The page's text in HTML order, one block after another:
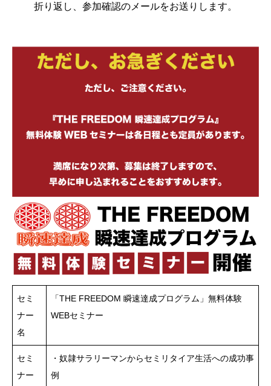
折り返し、参加確認のメールをお送りします。
セミ
ナー
名
「THE FREEDOM 瞬速達成プログラム」無料体験
WEBセミナー
セミ
ナー
・奴隷サラリーマンからセミリタイア生活への成功事
例